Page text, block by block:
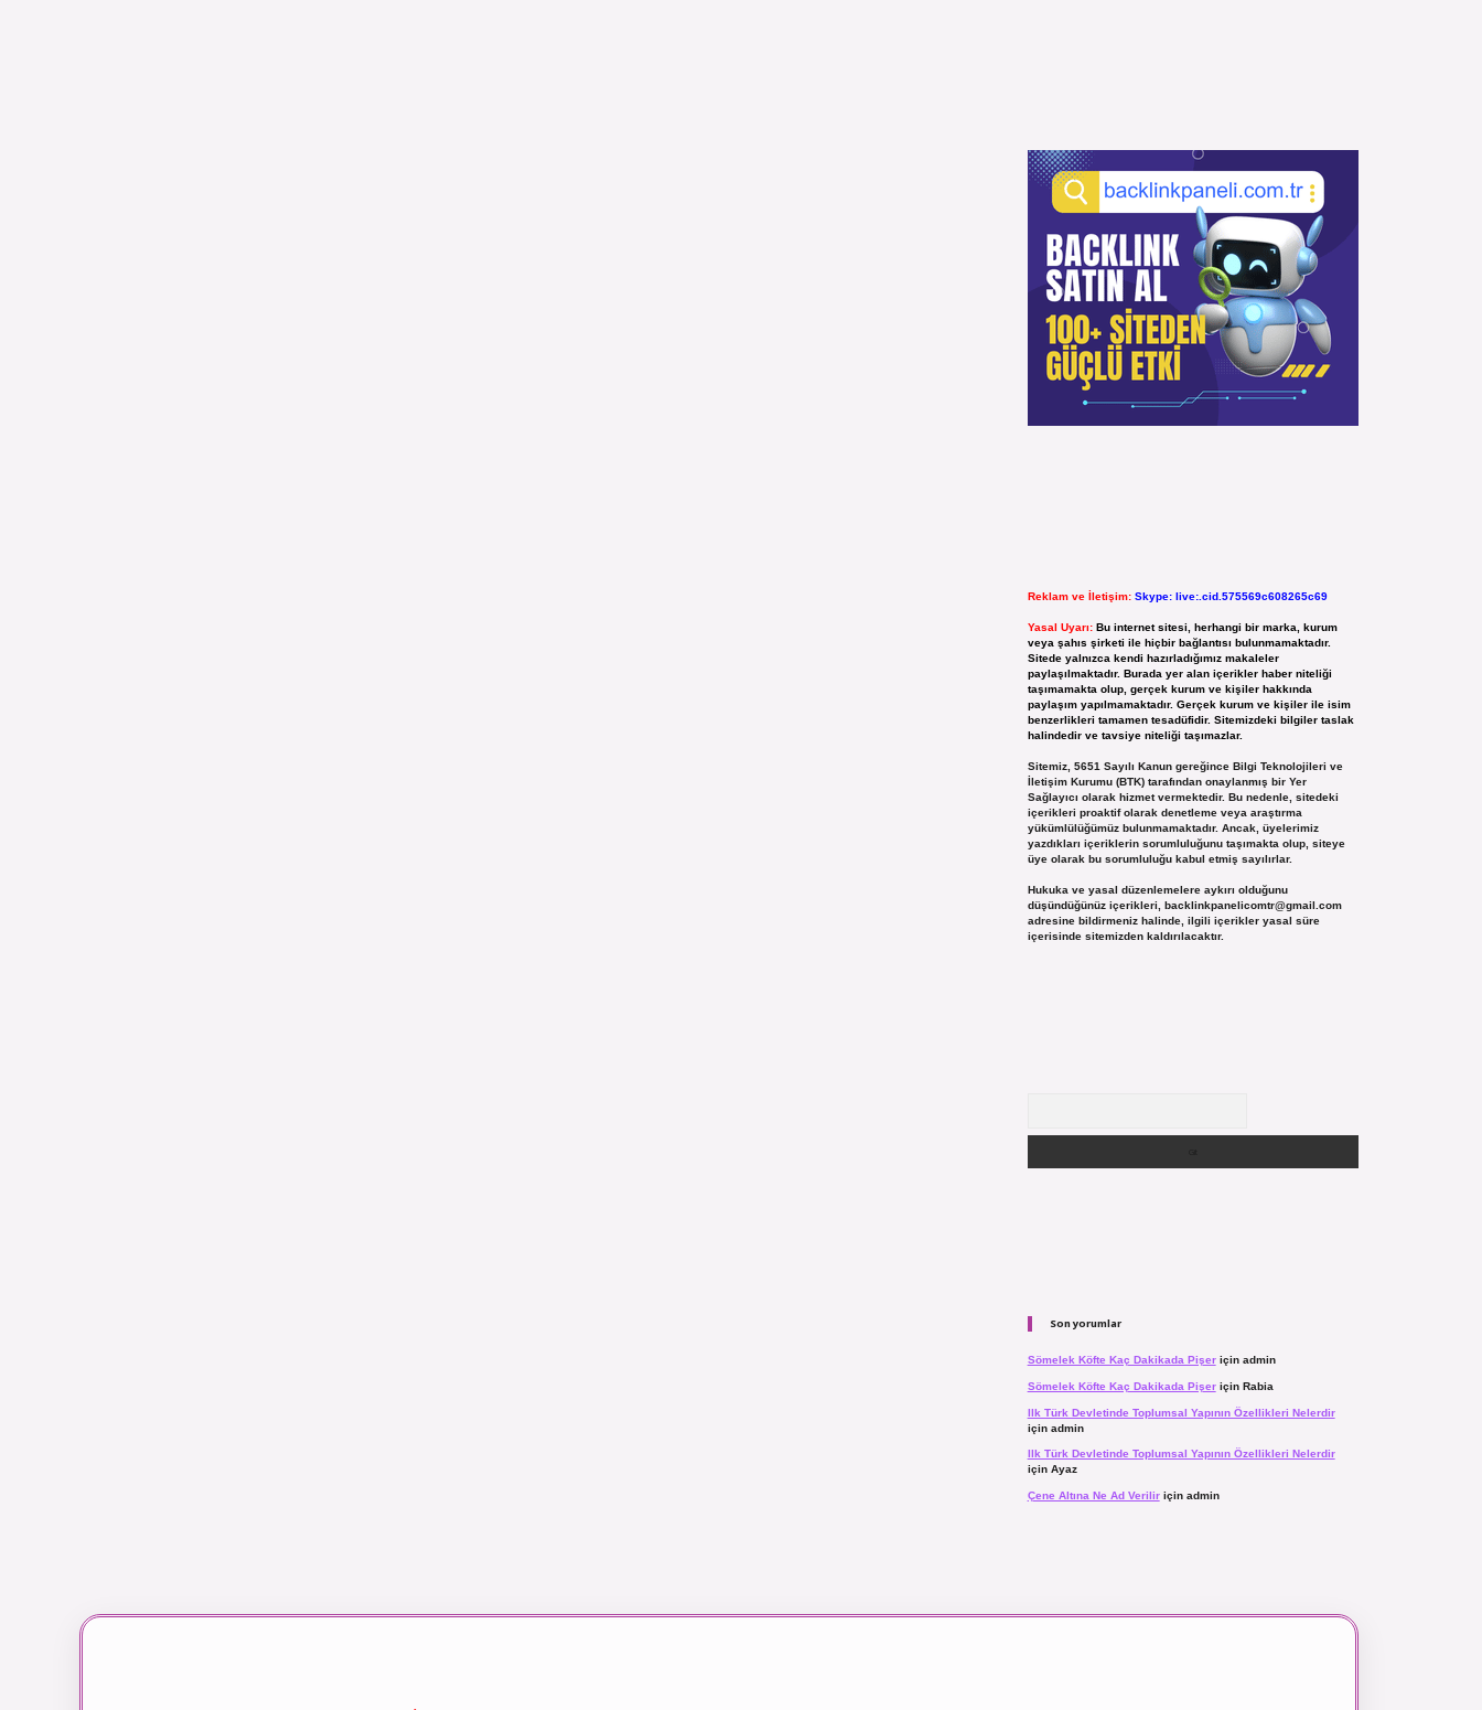
Reklam ve İletişim: Skype: live:.cid.575569c608265c69
Yasal Uyarı: Bu internet sitesi, herhangi bir marka, kurum
veya şahıs şirketi ile hiçbir bağlantısı bulunmamaktadır.
Sitede yalnızca kendi hazırladığımız makaleler
paylaşılmaktadır. Burada yer alan içerikler haber niteliği
taşımamakta olup, gerçek kurum ve kişiler hakkında
paylaşım yapılmamaktadır. Gerçek kurum ve kişiler ile isim
benzerlikleri tamamen tesadüfidir. Sitemizdeki bilgiler taslak
halindedir ve tavsiye niteliği taşımazlar.
Sitemiz, 5651 Sayılı Kanun gereğince Bilgi Teknolojileri ve
İletişim Kurumu (BTK) tarafından onaylanmış bir Yer
Sağlayıcı olarak hizmet vermektedir. Bu nedenle, sitedeki
içerikleri proaktif olarak denetleme veya araştırma
yükümlülüğümüz bulunmamaktadır. Ancak, üyelerimiz
yazdıkları içeriklerin sorumluluğunu taşımakta olup, siteye
üye olarak bu sorumluluğu kabul etmiş sayılırlar.
Hukuka ve yasal düzenlemelere aykırı olduğunu
düşündüğünüz içerikleri, backlinkpanelicomtr@gmail.com
adresine bildirmeniz halinde, ilgili içerikler yasal süre
içerisinde sitemizden kaldırılacaktır.
Son yorumlar
Sömelek Köfte Kaç Dakikada Pişeriçin admin
Sömelek Köfte Kaç Dakikada Pişeriçin Rabia
Ilk Türk Devletinde Toplumsal Yapının Özellikleri Nelerdir
için admin
Ilk Türk Devletinde Toplumsal Yapının Özellikleri Nelerdir
için Ayaz
Çene Altına Ne Ad Veriliriçin admin